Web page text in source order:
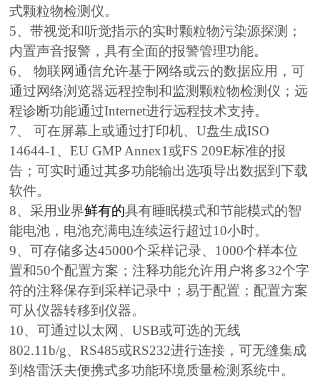
式颗粒物检测仪。
5、带视觉和听觉指示的实时颗粒物污染源探测；
内置声音报警，具有全面的报警管理功能。
6、 物联网通信允许基于网络或云的数据应用，可
通过网络浏览器远程控制和监测颗粒物检测仪；远
程诊断功能通过Internet进行远程技术支持。
7、 可在屏幕上或通过打印机、U盘生成ISO
14644-1、EU GMP Annex1或FS 209E标准的报
告；可实时通过其多功能输出选项导出数据到下载
软件。
8、采用业界鲜有的具有睡眠模式和节能模式的智
能电池，电池充满电连续运行超过10小时。
9、可存储多达45000个采样记录、1000个样本位
置和50个配置方案；注释功能允许用户将多32个字
符的注释保存到采样记录中；易于配置；配置方案
可从仪器转移到仪器。
10、可通过以太网、USB或可选的无线
802.11b/g、RS485或RS232进行连接，可无缝集成
到格雷沃夫便携式多功能环境质量检测系统中。